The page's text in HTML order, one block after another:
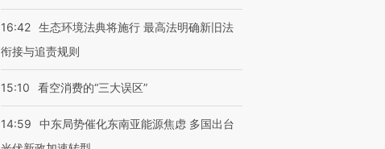
16:42 生态环境法典将施行 最高法明确新旧法
衔接与追责规则
15:10 看空消费的“三大误区”
14:59
中东局势催化东南亚能源焦虑 多国出台